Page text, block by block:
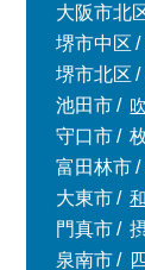
大阪市北
堺市中区
堺市北区
池田市
守口市
富田林市
大東市
門真市
泉南市